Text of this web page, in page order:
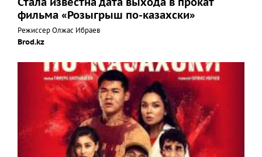
фильма «Розыгрыш по-казахски»
Режиссер Олжас Ибраев
Brod.kz